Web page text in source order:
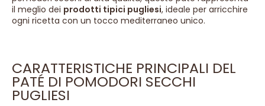
il meglio dei prodotti tipici pugliesi, ideale per arricchire
ogni ricetta con un tocco mediterraneo unico.
CARATTERISTICHE PRINCIPALI DEL
PATÉ DI POMODORI SECCHI
PUGLIESI